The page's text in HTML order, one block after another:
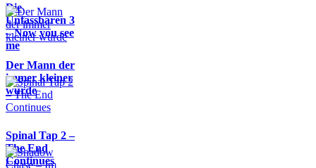
Die
Unfassbaren 3
– Now you see
me
Der Mann der
immer kleiner
wurde
Spinal Tap 2 –
The End
Continues